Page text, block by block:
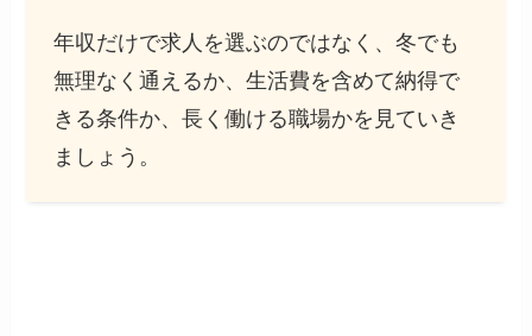
年収だけで求人を選ぶのではなく、冬でも
無理なく通えるか、生活費を含めて納得で
きる条件か、長く働ける職場かを見ていき
ましょう。